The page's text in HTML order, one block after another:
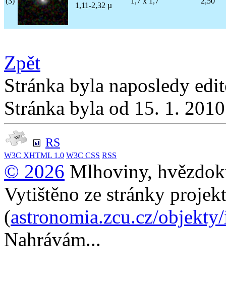
1,11-2,32 µ
Zpět
Stránka byla naposledy
Stránka byla od 15. 1.
RS
W3C XHTML 1.0 W3C CSS RSS
© 2026 Mlhoviny,
Vytištěno ze stránky
(astronomia.zcu.cz/
Nahrávám...